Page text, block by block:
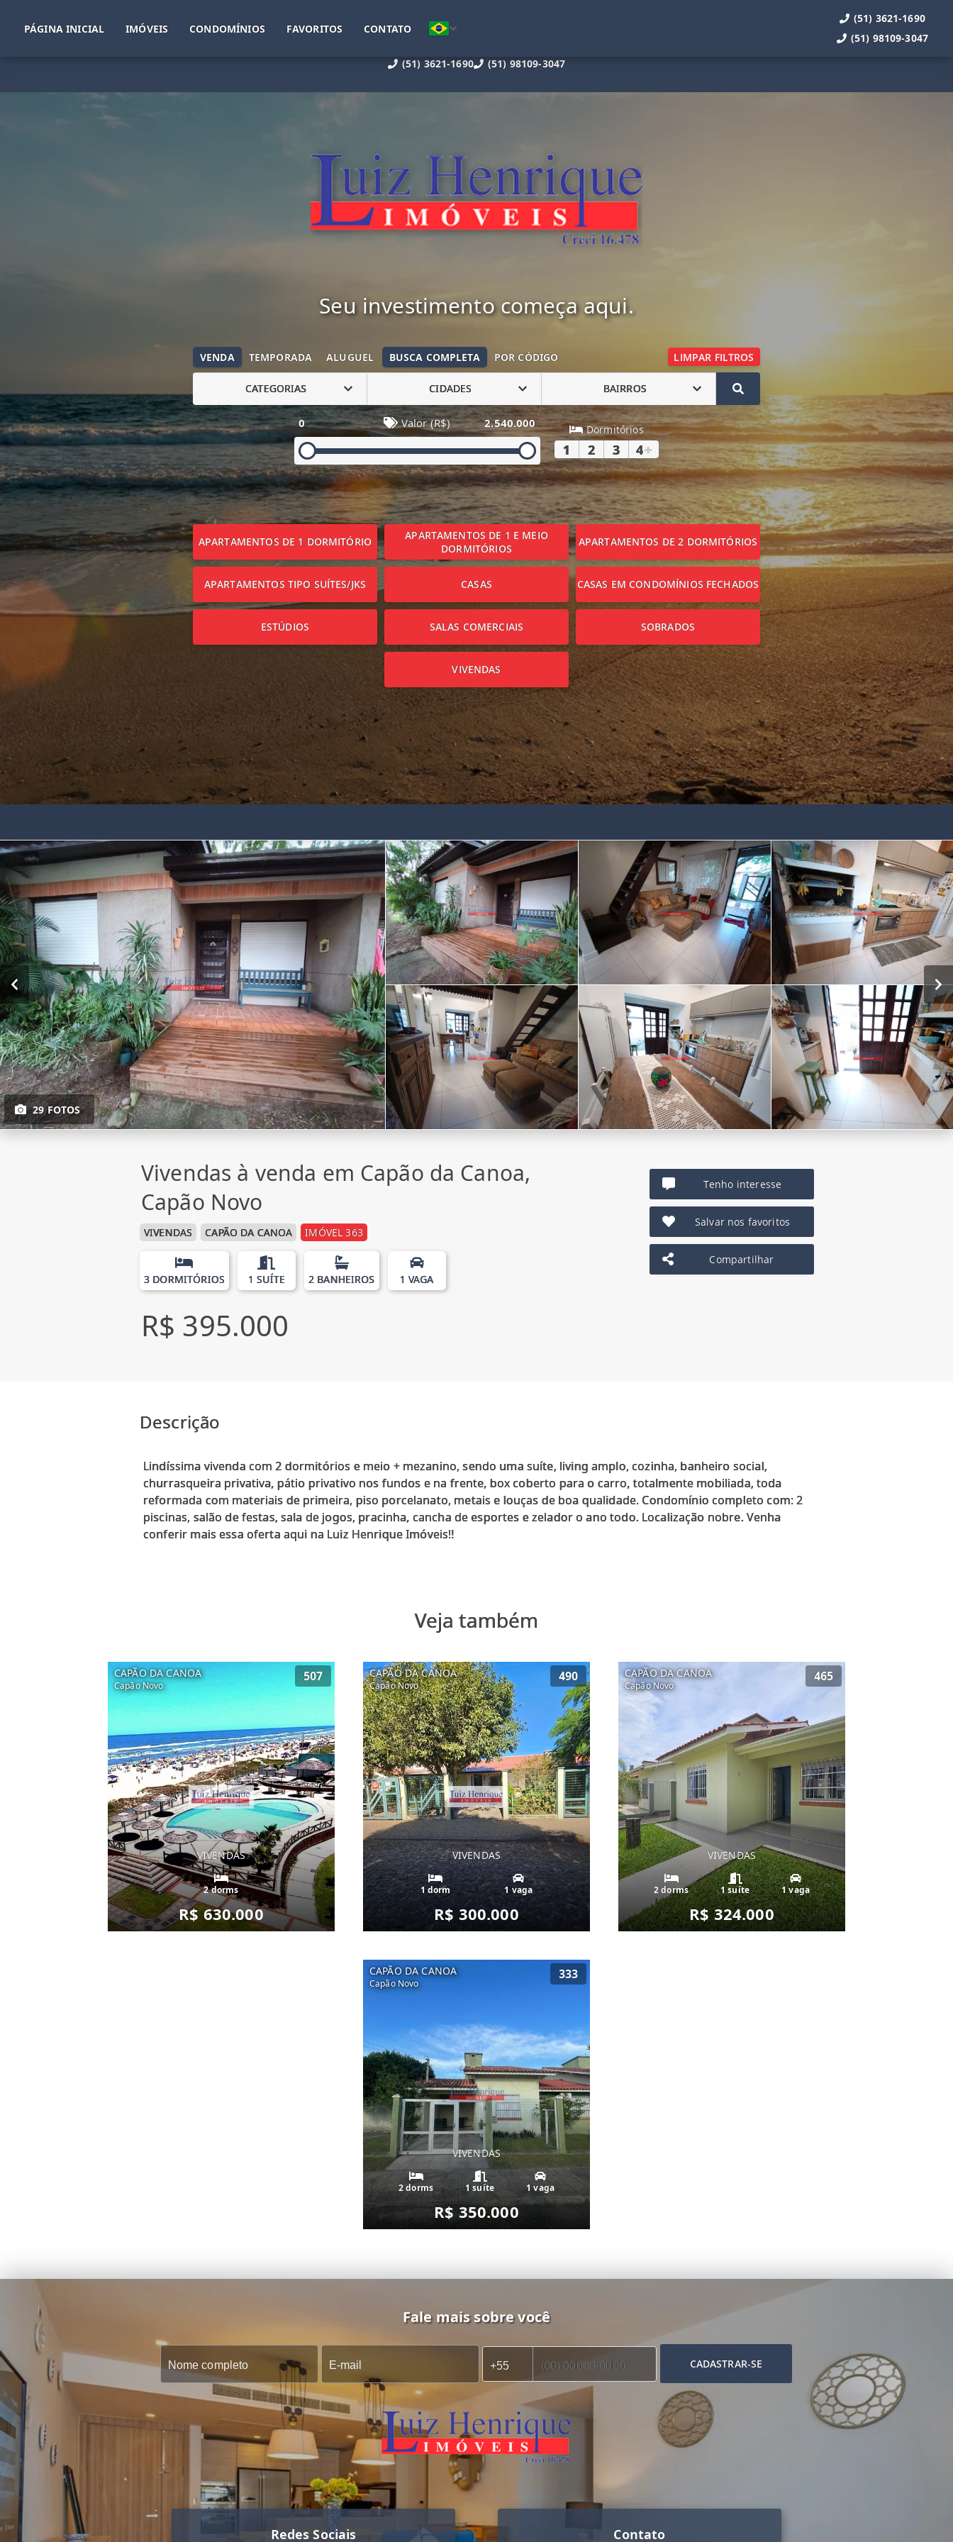
(51) 3621-1690 (51) 98109-3047
PÁGINA INICIAL IMÓVEIS CONDOMÍNIOS FAVORITOS CONTATO
(51) 3621-1690
(51) 98109-3047
Seu investimento começa aqui.
VENDA TEMPORADA ALUGUEL BUSCA COMPLETA POR CÓDIGO LIMPAR FILTROS
CATEGORIAS CIDADES BAIRROS
0 Valor (R$) 2.540.000 Dormitórios
1 2 3 4+
APARTAMENTOS DE 1 DORMITÓRIO
APARTAMENTOS DE 1 E MEIO
DORMITÓRIOS
APARTAMENTOS DE 2 DORMITÓRIOS
APARTAMENTOS TIPO SUÍTES/JKS CASAS CASAS EM CONDOMÍNIOS FECHADOS
ESTÚDIOS SALAS COMERCIAIS SOBRADOS
VIVENDAS
29 FOTOS
Vivendas à venda em Capão da Canoa,
Capão Novo
VIVENDAS CAPÃO DA CANOA IMÓVEL 363
3 DORMITÓRIOS 1 SUÍTE 2 BANHEIROS 1 VAGA
R$ 395.000
Tenho interesse
Salvar nos favoritos
Compartilhar
Descrição
Lindíssima vivenda com 2 dormitórios e meio + mezanino, sendo uma suíte, living amplo, cozinha, banheiro social,
churrasqueira privativa, pátio privativo nos fundos e na frente, box coberto para o carro, totalmente mobiliada, toda
reformada com materiais de primeira, piso porcelanato, metais e louças de boa qualidade. Condomínio completo com: 2
piscinas, salão de festas, sala de jogos, pracinha, cancha de esportes e zelador o ano todo. Localização nobre. Venha
Veja também
CAPÃO DA CANOA
Capão Novo
507
VIVENDAS
2 dorms
R$ 630.000
CAPÃO DA CANOA
Capão Novo
490
VIVENDAS
1 dorm 1 vaga
R$ 300.000
CAPÃO DA CANOA
Capão Novo
465
VIVENDAS
2 dorms 1 suíte 1 vaga
R$ 324.000
CAPÃO DA CANOA
Capão Novo
333
VIVENDAS
2 dorms 1 suíte 1 vaga
R$ 350.000
Fale mais sobre você
CADASTRAR-SE
Redes Sociais Contato